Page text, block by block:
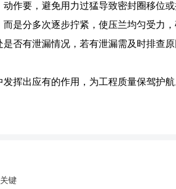
作要，避免用力过猛导致密封圈移位
是分多次逐步拧紧，使压兰均匀受力
否有泄漏情况，若有泄漏需及时排查
挥出应有的作用，为工程质量保驾护航
键